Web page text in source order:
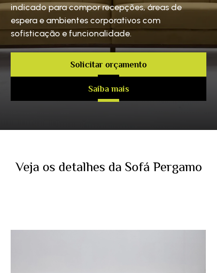
indicado para compor recepções, áreas de
espera e ambientes corporativos com
sofisticação e funcionalidade.
Solicitar orçamento
Saiba mais
Veja os detalhes da Sofá Pergamo